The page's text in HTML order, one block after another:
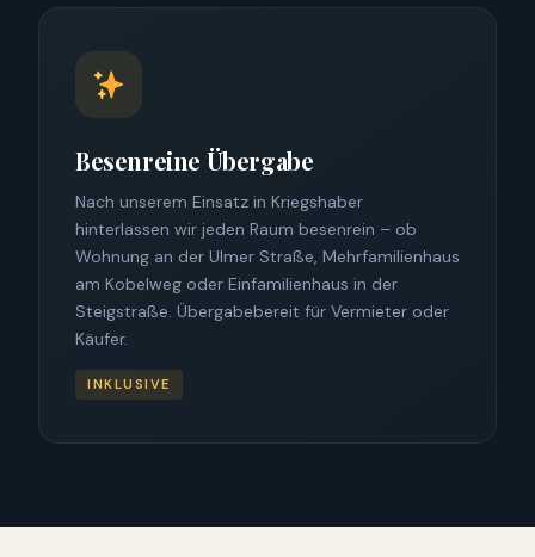
Besenreine Übergabe
Nach unserem Einsatz in Kriegshaber
hinterlassen wir jeden Raum besenrein – ob
Wohnung an der Ulmer Straße, Mehrfamilienhaus
am Kobelweg oder Einfamilienhaus in der
Steigstraße. Übergabebereit für Vermieter oder
Käufer.
INKLUSIVE